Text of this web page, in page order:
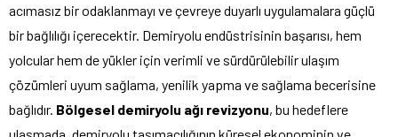
acımasız bir odaklanmayı ve çevreye duyarlı uygulamalara güçlü
bir bağlılığı içerecektir. Demiryolu endüstrisinin başarısı, hem
yolcular hem de yükler için verimli ve sürdürülebilir ulaşım
çözümleri uyum sağlama, yenilik yapma ve sağlama becerisine
bağlıdır. Bölgesel demiryolu ağı revizyonu, bu hedeflere